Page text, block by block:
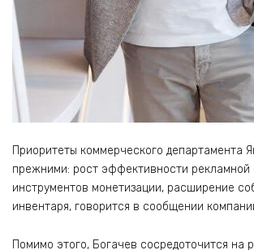
Приоритеты коммерческого департамента
прежними: рост эффективности рекламной
инструментов монетизации, расширение
инвентаря, говорится в сообщении
Помимо этого, Богачев сосредоточится на